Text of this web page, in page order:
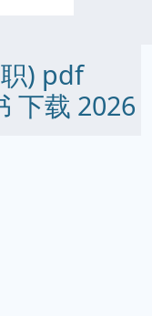
) pdf
下载 2026